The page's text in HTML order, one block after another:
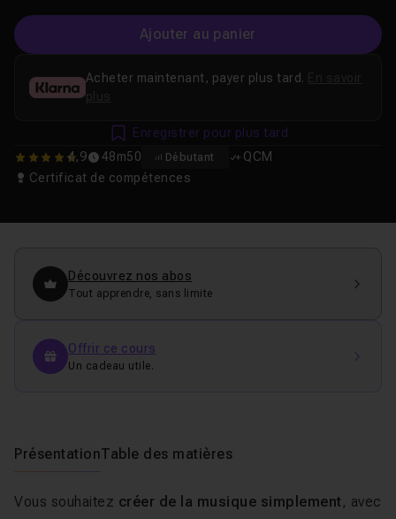
Ajouter au panier
4.9 4,9 48m50 Débutant
QCM
Certificat de compétences
Acheter maintenant, payer plus tard.
plus
Enregistrer pour plus tard
Découvrez nos abos
Tout apprendre, sans limite
Offrir ce cours
Un cadeau utile.
PrésentationTable des matières
Vous souhaitez créer de la musique simplement , avec